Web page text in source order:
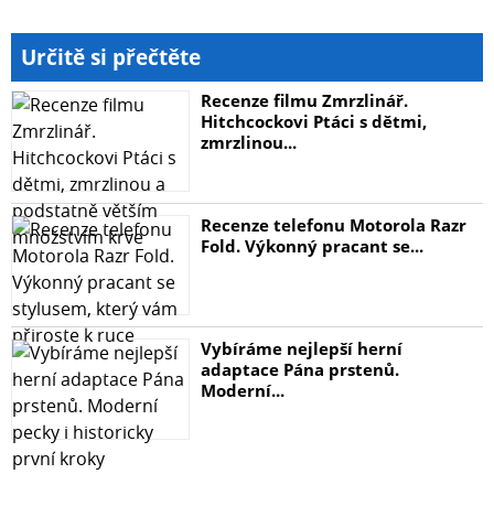
Určitě si přečtěte
Recenze filmu Zmrzlinář.
Hitchcockovi Ptáci s dětmi,
zmrzlinou...
Recenze telefonu Motorola Razr
Fold. Výkonný pracant se...
Vybíráme nejlepší herní
adaptace Pána prstenů.
Moderní...